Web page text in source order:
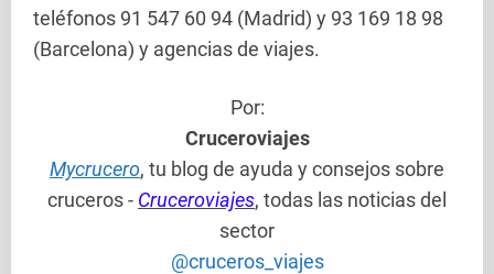
teléfonos 91 547 60 94 (Madrid) y 93 169 18 98
(Barcelona) y agencias de viajes.
Por:
Cruceroviajes
Mycrucero, tu blog de ayuda y consejos sobre
cruceros - Cruceroviajes, todas las noticias del
sector
@cruceros_viajes